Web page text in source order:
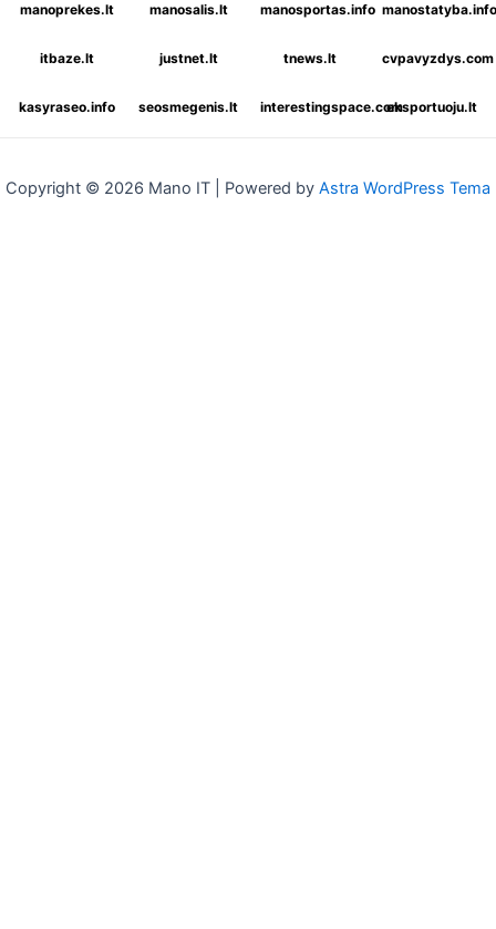
manoprekes.lt manosalis.lt manosportas.info manostatyba.info
itbaze.lt justnet.lt tnews.lt cvpavyzdys.com
kasyraseo.info seosmegenis.lt interestingspace.comeksportuoju.lt
Copyright © 2026 Mano IT | Powered by Astra WordPress Tema